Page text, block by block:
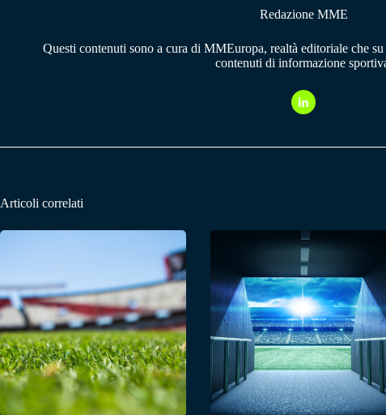
Redazione MME
Questi contenuti sono a cura di MMEuropa, realtà editoriale che
contenuti di informazione
Articoli correlati